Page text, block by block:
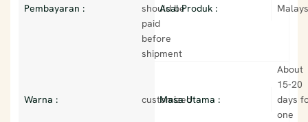
Pembayaran :
should be
paid
before
shipment
Asal Produk :
Warna : customized
Masa Utama :
About
15-20
days
one